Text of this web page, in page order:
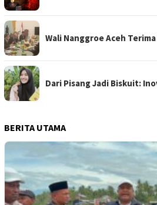
Wali Nanggroe Aceh
Dari Pisang Jadi Biskuit:
BERITA UTAMA